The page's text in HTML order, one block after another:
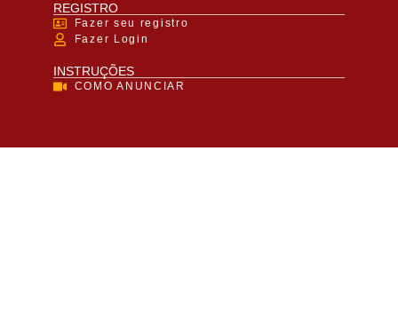
REGISTRO
Fazer seu registro
Fazer Login
INSTRUÇÕES
COMO ANUNCIAR